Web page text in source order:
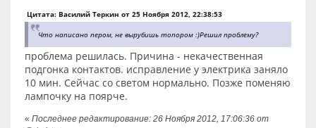
Цитата: Василий Теркин от 25 Ноября 2012, 22:38:53
Что написано пером, не вырубишь топором :)Решил проблему?
проблема решилась. Причина - некачественная
подгонка контактов. исправление у электрика заняло
10 мин. Сейчас со светом нормально. Позже поменяю
лампочку на поярче.
« Последнее редактирование: 26 Ноября 2012, 17:06:36 от